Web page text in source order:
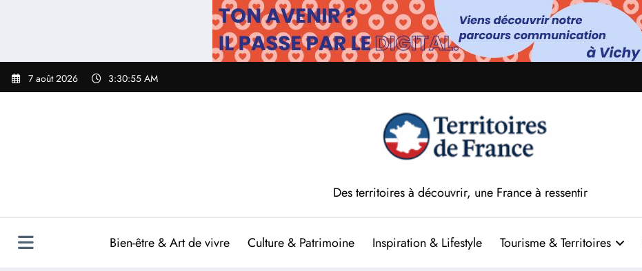
7 août 2026 3:30:56 AM
Des territoires à découvrir, une France à ressentir
Bien-être & Art de vivre Culture & Patrimoine Inspiration & Lifestyle Tourisme & Territoires